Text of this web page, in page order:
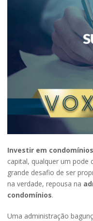
Investir em condomínios
capital, qualquer um pode
grande desafio de ser
na verdade, repousa na
condomínios.
Uma administração